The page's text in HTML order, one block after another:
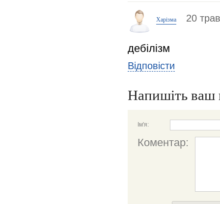
Харізма 20
дебілізм
Відповісти
Напишіть ваш
Ім'я:
Коментар: